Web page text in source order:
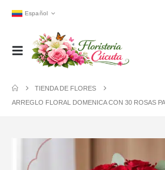
Español
TIENDA DE FLORES
ARREGLO FLORAL DOMENICA CON 30 ROSAS